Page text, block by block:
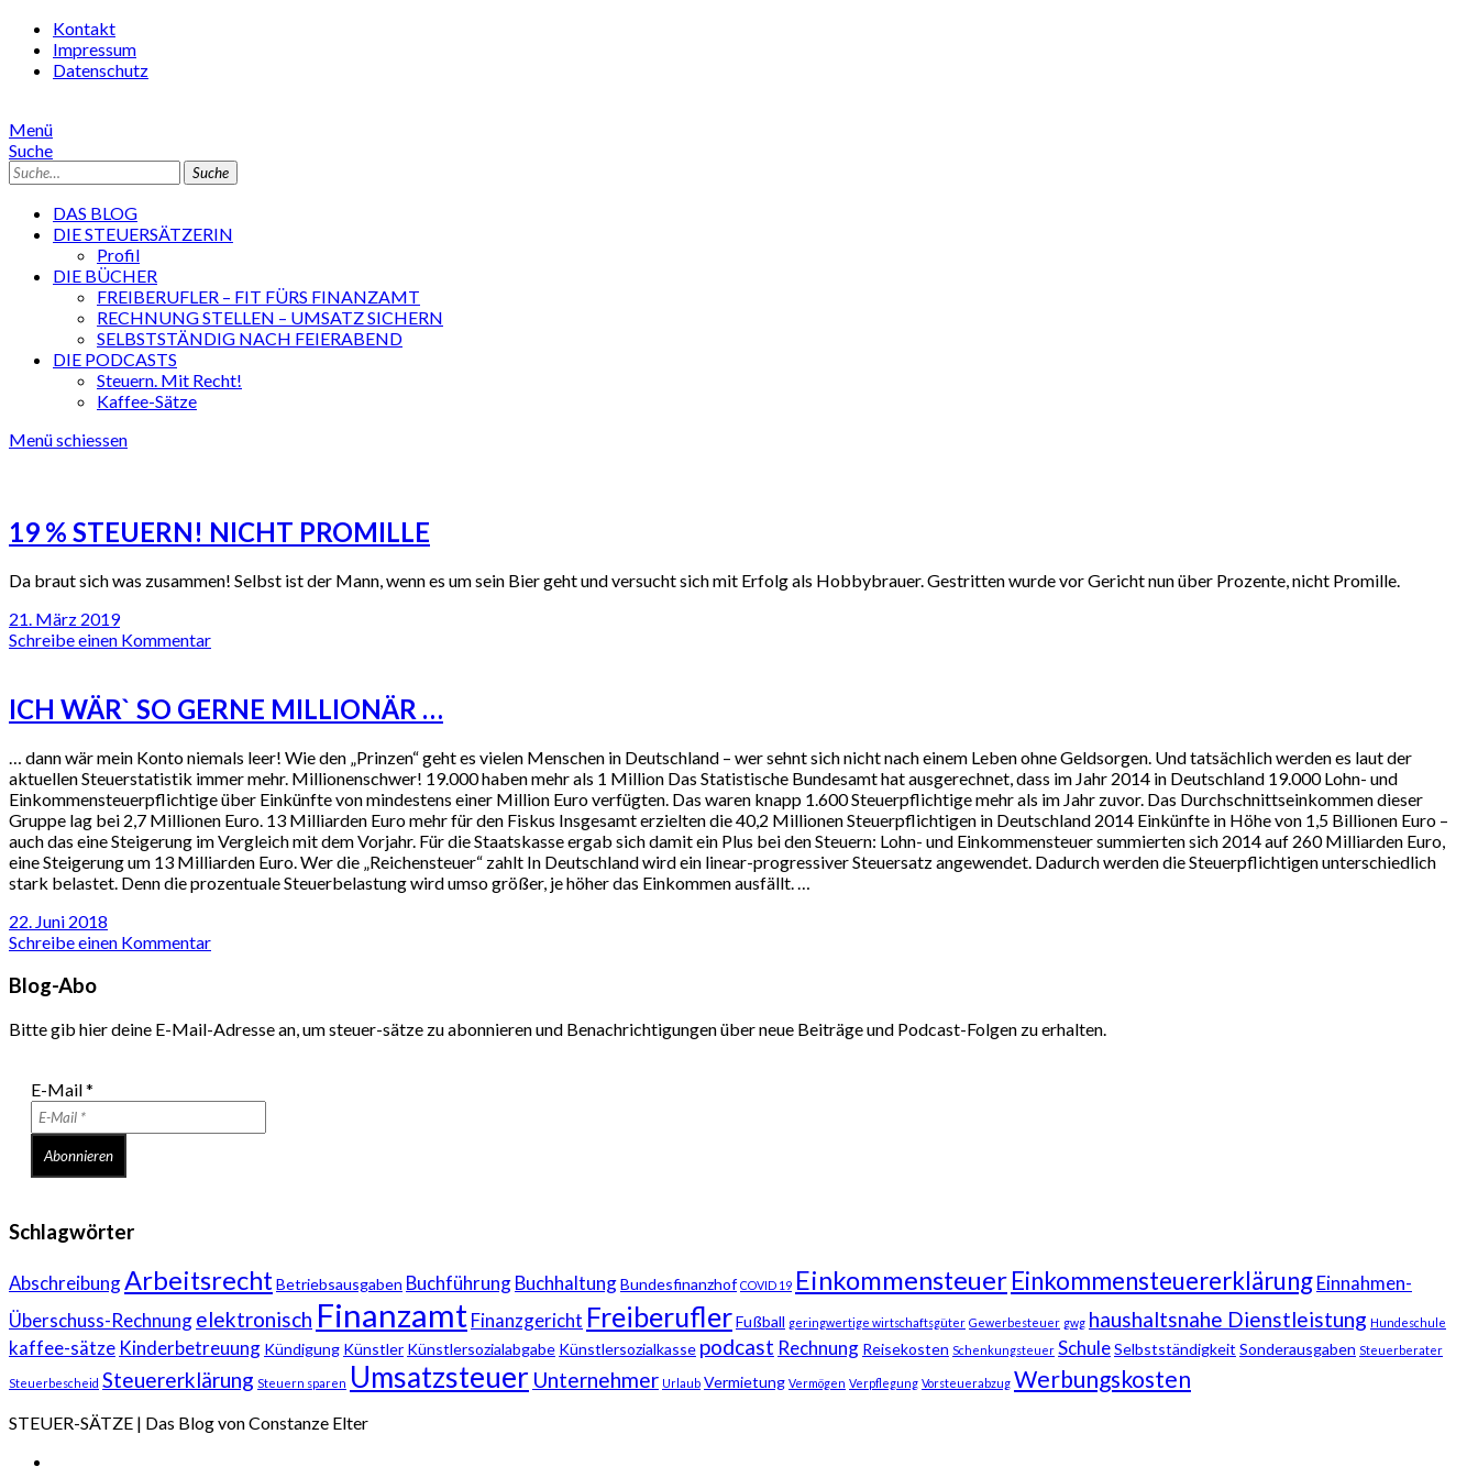
Kontakt
Impressum
Datenschutz
Menü
Suche
Suche
DAS BLOG
DIE STEUERSÄTZERIN
Profil
DIE BÜCHER
FREIBERUFLER – FIT FÜRS FINANZAMT
RECHNUNG STELLEN – UMSATZ SICHERN
SELBSTSTÄNDIG NACH FEIERABEND
DIE PODCASTS
Steuern. Mit Recht!
Kaffee-Sätze
Menü schiessen
19 % STEUERN! NICHT PROMILLE
Da braut sich was zusammen! Selbst ist der Mann, wenn es um sein Bier geht und versucht sich mit Erfolg als Hobbybrauer. Gestritten wurde vor Gericht nun über Prozente, nicht Promille.
21. März 2019
Schreibe einen Kommentar
ICH WÄR` SO GERNE MILLIONÄR …
… dann wär mein Konto niemals leer! Wie den „Prinzen“ geht es vielen Menschen in Deutschland – wer sehnt sich nicht nach einem Leben ohne Geldsorgen. Und tatsächlich werden es laut der
aktuellen Steuerstatistik immer mehr. Millionenschwer! 19.000 haben mehr als 1 Million Das Statistische Bundesamt hat ausgerechnet, dass im Jahr 2014 in Deutschland 19.000 Lohn- und
Einkommensteuerpflichtige über Einkünfte von mindestens einer Million Euro verfügten. Das waren knapp 1.600 Steuerpflichtige mehr als im Jahr zuvor. Das Durchschnittseinkommen dieser
Gruppe lag bei 2,7 Millionen Euro. 13 Milliarden Euro mehr für den Fiskus Insgesamt erzielten die 40,2 Millionen Steuerpflichtigen in Deutschland 2014 Einkünfte in Höhe von 1,5 Billionen Euro –
auch das eine Steigerung im Vergleich mit dem Vorjahr. Für die Staatskasse ergab sich damit ein Plus bei den Steuern: Lohn- und Einkommensteuer summierten sich 2014 auf 260 Milliarden Euro,
eine Steigerung um 13 Milliarden Euro. Wer die „Reichensteuer“ zahlt In Deutschland wird ein linear-progressiver Steuersatz angewendet. Dadurch werden die Steuerpflichtigen unterschiedlich
stark belastet. Denn die prozentuale Steuerbelastung wird umso größer, je höher das Einkommen ausfällt. …
22. Juni 2018
Schreibe einen Kommentar
Blog-Abo
Bitte gib hier deine E-Mail-Adresse an, um steuer-sätze zu abonnieren und Benachrichtigungen über neue Beiträge und Podcast-Folgen zu erhalten.
E-Mail*
Schlagwörter
AbschreibungArbeitsrechtBetriebsausgaben BuchführungBuchhaltungBundesfinanzhof COVID 19 EinkommensteuerEinkommensteuererklärungEinnahmen-
Überschuss-Rechnungelektronisch Finanzamt Finanzgericht FreiberuflerFußball geringwertige wirtschaftsgüter Gewerbesteuer gwg haushaltsnahe Dienstleistung Hundeschule
kaffee-sätze Kinderbetreuung Kündigung Künstler Künstlersozialabgabe Künstlersozialkasse podcast Rechnung Reisekosten Schenkungsteuer SchuleSelbstständigkeit Sonderausgaben Steuerberater
Steuerbescheid Steuererklärung Steuern sparen Umsatzsteuer Unternehmer Urlaub Vermietung Vermögen Verpflegung Vorsteuerabzug Werbungskosten
STEUER-SÄTZE | Das Blog von Constanze Elter